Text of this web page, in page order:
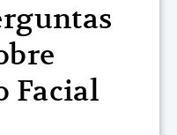
Facial